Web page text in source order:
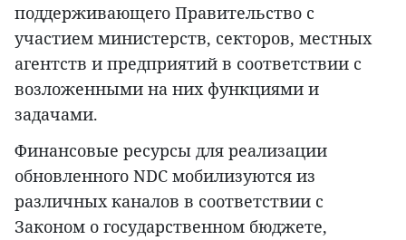
поддерживающего Правительство с
участием министерств, секторов, местных
агентств и предприятий в соответствии с
возложенными на них функциями и
задачами.
Финансовые ресурсы для реализации
обновленного NDC мобилизуются из
различных каналов в соответствии с
Законом о государственном бюджете,